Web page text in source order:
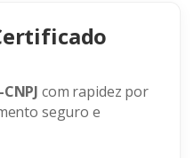
com rapidez por
seguro e